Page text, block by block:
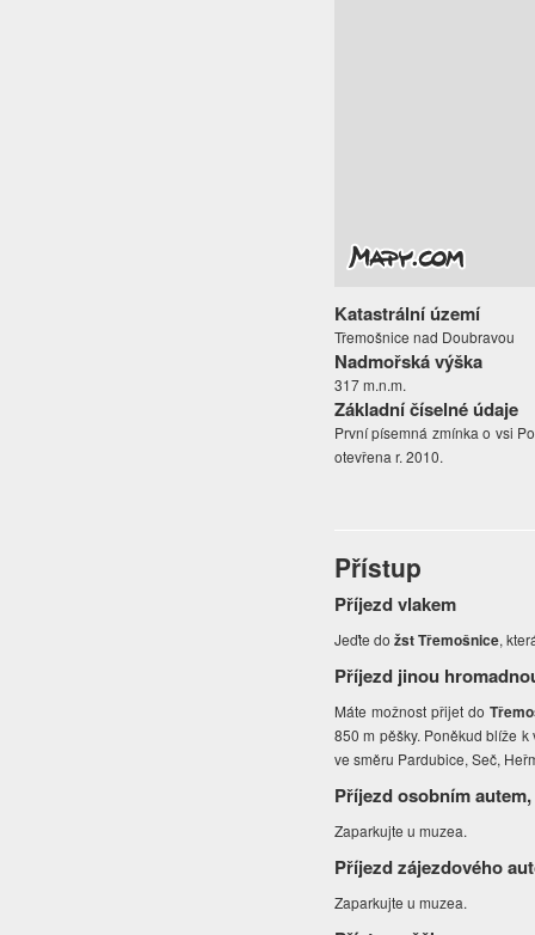
Katastrální území
Třemošnice nad Doubravou
Nadmořská výška
317 m.n.m.
Základní číselné údaje
První písemná zmínka o vsi
otevřena r. 2010.
Přístup
Příjezd vlakem
Jeďte dožst Třemošnice,
Příjezd jinou
Máte možnost přijet do
850 m pěšky. Poněkud blíže
ve směru Pardubice, Seč,
Příjezd osobním
Zaparkujte u muzea.
Příjezd zájezdového
Zaparkujte u muzea.